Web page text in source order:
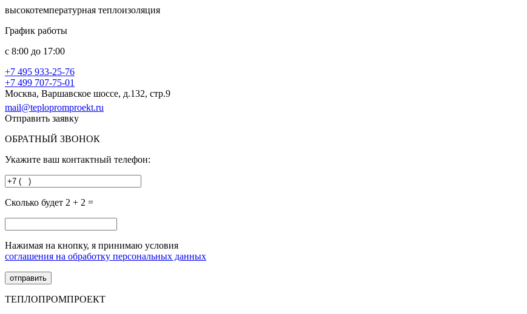
высокотемпературная теплоизоляция
График работы
с 8:00 до 17:00
+7 495 933-25-76
+7 499 707-75-01
Москва, Варшавское шоссе, д.132, стр.9
mail@teplopromproekt.ru
Отправить заявку
ОБРАТНЫЙ ЗВОНОК
Укажите ваш контактный телефон:
Сколько будет 2 + 2 =
Нажимая на кнопку, я принимаю условия
соглашения на обработку персональных данных
ТЕПЛОПРОМПРОЕКТ